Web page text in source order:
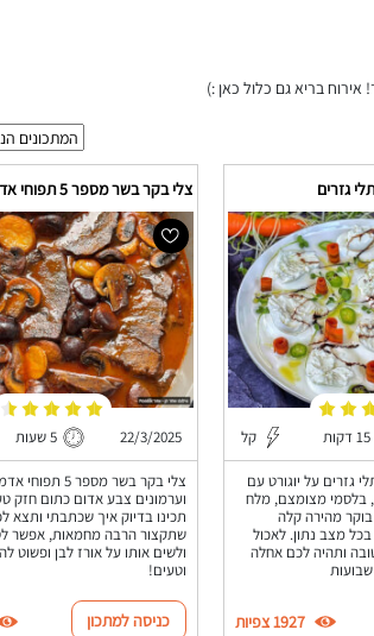
אירוח בריא גם כלול כאן :)
גזרים
15 דקות קל
גזרים על יוגורט עם
בלסמי מצומצם, מלח
מהירה קלה
מצב נתון. לאכול
ותהיה לכם אחלה
1927 צפיות
צלי בקר בשר מספר 5 תפוחי אדמה ופטריות
22/3/2025 5 שעות
צלי בקר בשר מספר
וערמונים צבע אדום כתום חזק
תכינו בדיוק איך שכתבתי ותצא
שתקצור הרבה מחמאות, אפשר
ולשים אותו על אורז לבן ופשוט
וטעים!
כניסה למתכון